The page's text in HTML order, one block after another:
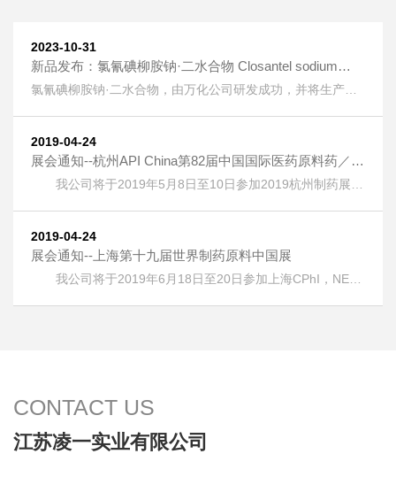
2023-10-31
新品发布：氯氰碘柳胺钠·二水合物 Closantel sodium
dihydrate [61438-64-0] 上线
氯氰碘柳胺钠·二水合物，由万化公司研发成功，并将生产技
sodium dihydrate [61438-64-0] 又名：克罗散泰钠，是一种
兽药，用作抗寄生虫药物。 按照《欧洲药典》检测，纯度
HPLC：≥99.5%，单一杂质：＜0.2%； 淡黄色粉末；溶液色
度：＜GY4； 水分：±5%。
2019-04-24
展会通知--杭州API China第82届中国国际医药原料药／中
间体／包材／设备交易会
我公司将于2019年5月8日至10日参加2019杭州制药展
世纪城奔竞大道353号，展位号：1DQ17。 热烈欢迎广大客
户朋友光临本公司展位！
2019-04-24
展会通知--上海第十九届世界制药原料中国展
我公司将于2019年6月18日至20日参加上海CPhI，NEX
展，地址：上海新国际博览中心(浦东)，展位号：E6G75。
CONTACT US
江苏凌一实业有限公司